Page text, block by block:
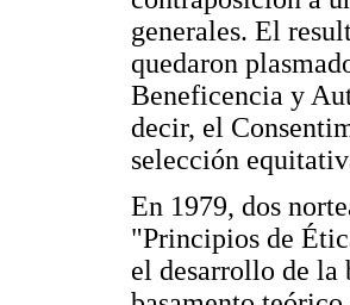
generales. El
quedaron
Beneficencia y
decir, el
selección
En 1979, dos
"Principios de
el desarrollo de la